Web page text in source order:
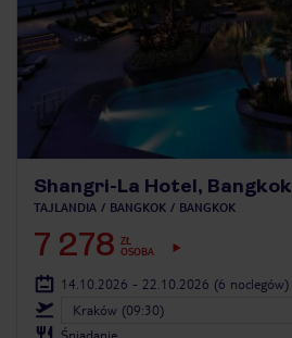
Shangri-La Hotel, Bangkok
TAJLANDIA BANGKOK BANGKOK
7 278 ZŁ
OSOBA
14.10.2026 - 22.10.2026 (6 noclegów)
Kraków (09:30)
Śniadanie